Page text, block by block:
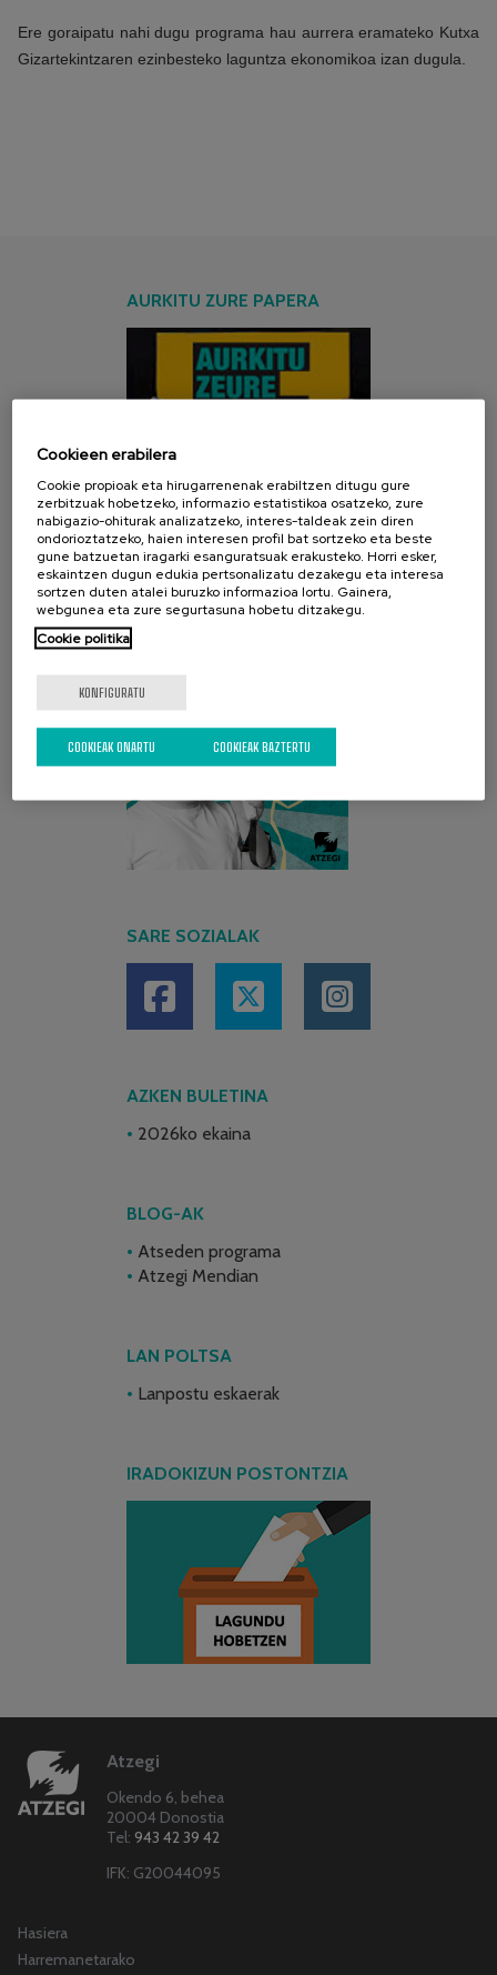
Ere goraipatu nahi dugu programa hau aurrera eramateko Kutxa
Gizartekintzaren ezinbesteko laguntza ekonomikoa izan dugula.
AURKITU ZURE PAPERA
AZKEN KANPAINA
SARE SOZIALAK
AZKEN BULETINA
2026ko ekaina
BLOG-AK
Atseden programa
Atzegi Mendian
LAN POLTSA
Lanpostu eskaerak
IRADOKIZUN POSTONTZIA
Atzegi
Okendo 6, behea
20004 Donostia
Tel: 943 42 39 42
IFK: G20044095
Hasiera
Harremanetarako
Cookieen erabilera
Cookie propioak eta hirugarrenenak erabiltzen ditugu gure
zerbitzuak hobetzeko, informazio estatistikoa osatzeko, zure
nabigazio-ohiturak analizatzeko, interes-taldeak zein diren
ondorioztatzeko, haien interesen profil bat sortzeko eta beste
gune batzuetan iragarki esanguratsuak erakusteko. Horri esker,
eskaintzen dugun edukia pertsonalizatu dezakegu eta interesa
sortzen duten atalei buruzko informazioa lortu. Gainera,
webgunea eta zure segurtasuna hobetu ditzakegu.
Cookie politika
KONFIGURATU
COOKIEAK BAZTERTU
COOKIEAK ONARTU